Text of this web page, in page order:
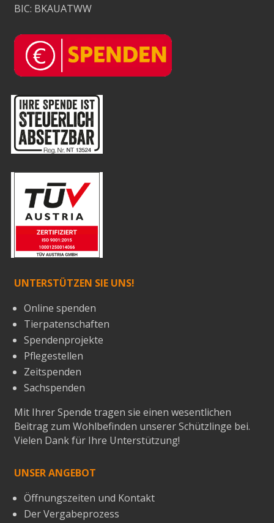
BIC: BKAUATWW
UNTERSTÜTZEN SIE UNS!
Online spenden
Tierpatenschaften
Spendenprojekte
Pflegestellen
Zeitspenden
Sachspenden
Mit Ihrer Spende tragen sie einen wesentlichen
Beitrag zum Wohlbefinden unserer Schützlinge bei.
Vielen Dank für Ihre Unterstützung!
UNSER ANGEBOT
Öffnungszeiten und Kontakt
Der Vergabeprozess